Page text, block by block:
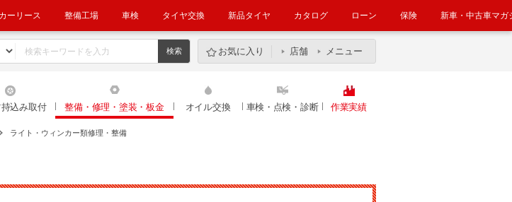
カーリース 整備工場 車検 タイヤ交換 新品タイヤ カタログ ローン 保険 新車・中古車マガ
お気に入り 店舗 メニュー
込み取付 整備・修理・塗装・板金 オイル交換 車検・点検・診断 作業実績
ライト・ウィンカー類修理・整備